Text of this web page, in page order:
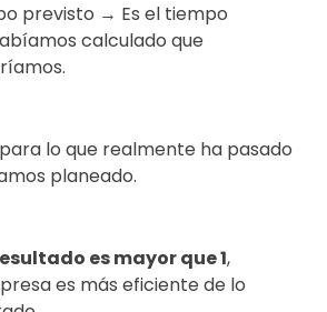
previsto → Es el tiempo
calculado que
lo que realmente ha pasado
planeado.
es mayor que 1,
es más eficiente de lo